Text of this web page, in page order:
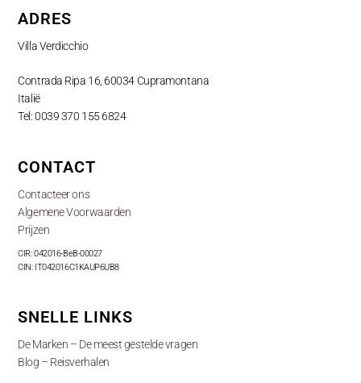
ADRES
Villa Verdicchio
Contrada Ripa 16, 60034 Cupramontana
Italië
Tel: 0039 370 155 6824
CONTACT
Contacteer ons
Algemene Voorwaarden
Prijzen
CIR: 042016-BeB-00027
CIN: IT042016C1KAUP6UB8
SNELLE LINKS
De Marken – De meest gestelde vragen
Blog – Reisverhalen